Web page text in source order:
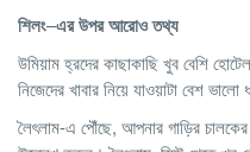
শিলং–এরউপরআরোওতথ্য
উমিয়াম হ্রদের কাছাকাছি খুব বেশি
নিজেদের খাবার নিয়ে যাওয়াটা বেশ ভালো
লৈৎলাম-এ পৌঁছে, আপনার গাড়ির চালকের